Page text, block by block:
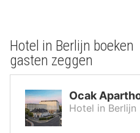
Hotel in Berlijn
gasten zeggen
Ocak
Hotel in Berlijn